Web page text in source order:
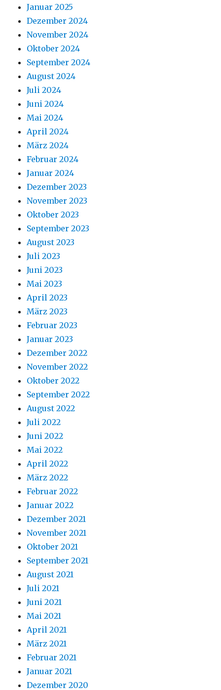
Januar 2025
Dezember 2024
November 2024
Oktober 2024
September 2024
August 2024
Juli 2024
Juni 2024
Mai 2024
April 2024
März 2024
Februar 2024
Januar 2024
Dezember 2023
November 2023
Oktober 2023
September 2023
August 2023
Juli 2023
Juni 2023
Mai 2023
April 2023
März 2023
Februar 2023
Januar 2023
Dezember 2022
November 2022
Oktober 2022
September 2022
August 2022
Juli 2022
Juni 2022
Mai 2022
April 2022
März 2022
Februar 2022
Januar 2022
Dezember 2021
November 2021
Oktober 2021
September 2021
August 2021
Juli 2021
Juni 2021
Mai 2021
April 2021
März 2021
Februar 2021
Januar 2021
Dezember 2020